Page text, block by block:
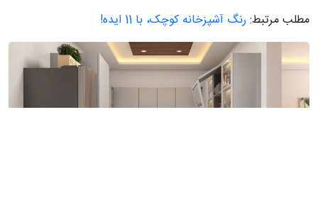
مطلب مرتبط: رنگ آشپزخانه کوچک، با 11 ایده!